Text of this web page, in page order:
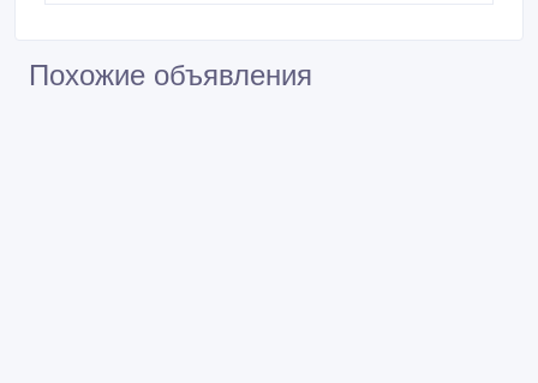
Похожие объявления